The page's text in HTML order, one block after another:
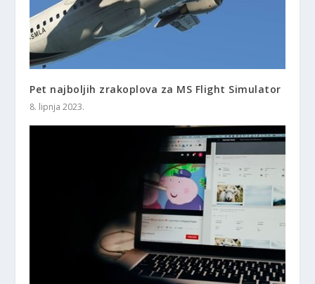
Pet najboljih zrakoplova za MS Flight Simulator
8. lipnja 2023.